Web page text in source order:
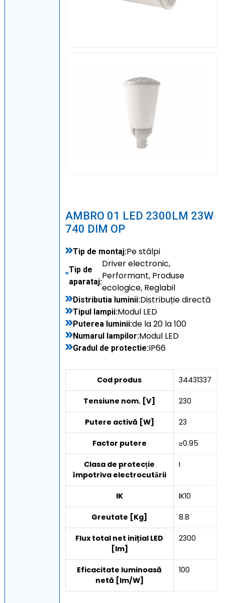
AMBRO 01 LED 2300LM 23W
740 DIM OP
Tip de montaj:Pe stâlpi
Tip de
aparataj:
Driver electronic,
Performant, Produse
ecologice, Reglabil
Distributia luminii:Distribuție directă
Tipul lampii:Modul LED
Puterea luminii:de la 20 la 100
Numarul lampilor:Modul LED
Gradul de protectie:IP66
Cod produs 34431337
Tensiune nom. [V] 230
Putere activă [W] 23
Factor putere ≥0.95
Clasa de protecție
împotriva electrocutării
I
IK IK10
Greutate [Kg] 8.8
Flux total net inițial LED
[lm]
2300
Eficacitate luminoasă
netă [lm/W]
100